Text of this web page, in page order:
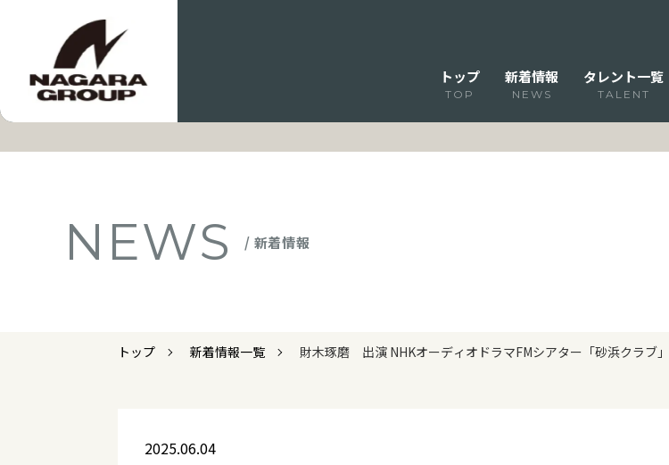
トップ
TOP
新着情報
NEWS
タレント一覧
TALENT
NEWS / 新着情報
トップ 新着情報一覧 財木琢磨 出演 NHKオーディオドラマFMシアター「砂浜クラブ
2025.06.04